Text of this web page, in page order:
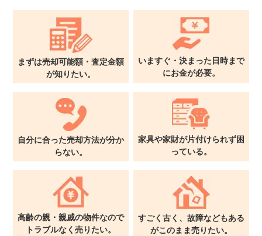
まずは売却可能額・査定金額
が知りたい。
いますぐ・決まった日時まで
にお金が必要。
自分に合った売却方法が分か
らない。
家具や家財が片付けられず困
っている。
高齢の親・親戚の物件なので
トラブルなく売りたい。
すごく古く、故障などもある
がこのまま売りたい。